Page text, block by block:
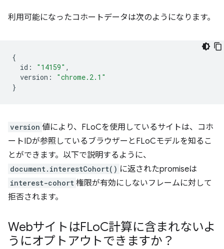
利用可能になったコホートデータは次のようになります。
{
id : "14159" ,
version :
"chrome.2.1"
}
version 値により、FLoCを使用しているサイトは、コホ
ートIDが参照しているブラウザーとFLoCモデルを知るこ
とができます。以下で説明するように、
document.interestCohort() に返されたpromiseは
interest-cohort 権限が有効にしないフレームに対して
拒否されます。
WebサイトはFLoC計算に含まれないよ
うにオプトアウトできますか？